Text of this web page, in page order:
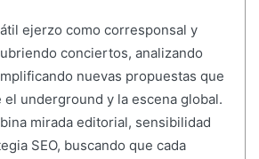
ejerzo como corresponsal y
conciertos, analizando
nuevas propuestas que
el underground y la escena global.
mirada editorial, sensibilidad
SEO, buscando que cada